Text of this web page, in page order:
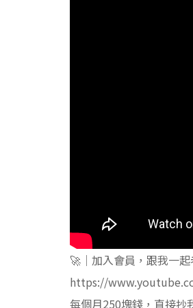
🚀｜加入會員，跟我一起
https://
每個月250塊錢，直接抄